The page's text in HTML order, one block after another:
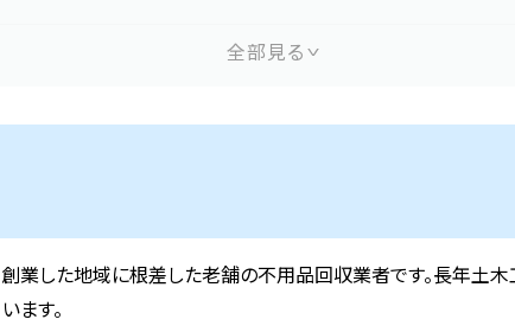
談が便利
した地域に根差した老舗の不用品回収業者です。長年土
ます。